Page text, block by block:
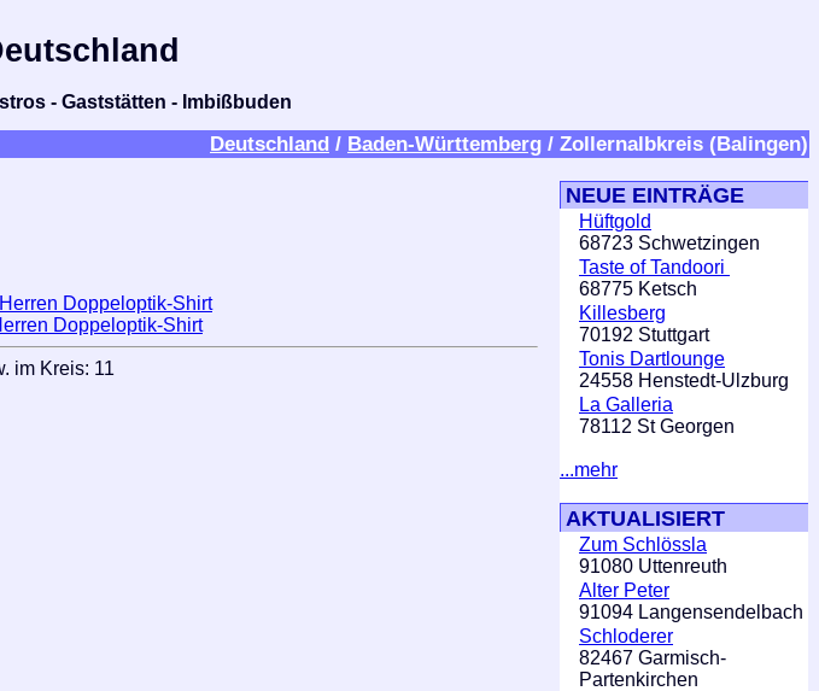
- Gaststätten - Imbißbuden
Deutschland / Baden-Württemberg / Zollernalbkreis (Balingen)
Doppeloptik-Shirt
im Kreis: 11
NEUE EINTRÄGE
Hüftgold
68723 Schwetzingen
Taste of Tandoori
68775 Ketsch
Killesberg
70192 Stuttgart
Tonis Dartlounge
24558 Henstedt-Ulzburg
La Galleria
78112 St Georgen
...mehr
AKTUALISIERT
Zum Schlössla
91080 Uttenreuth
Alter Peter
91094 Langensendelbach
Schloderer
82467 Garmisch-
Partenkirchen